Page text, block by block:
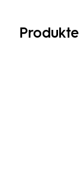
Produkte